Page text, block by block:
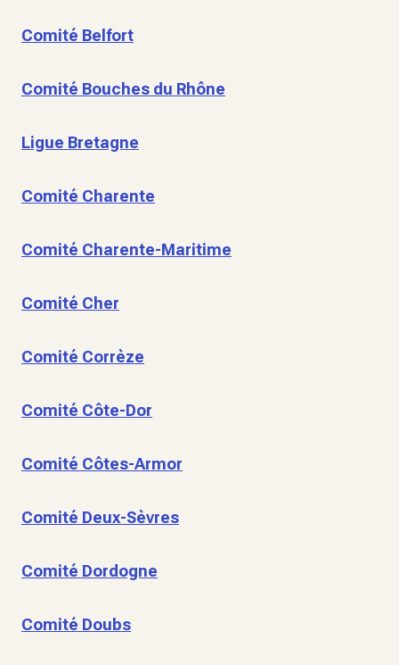
Comité Belfort
Comité Bouches du Rhône
Ligue Bretagne
Comité Charente
Comité Charente-Maritime
Comité Cher
Comité Corrèze
Comité Côte-Dor
Comité Côtes-Armor
Comité Deux-Sèvres
Comité Dordogne
Comité Doubs